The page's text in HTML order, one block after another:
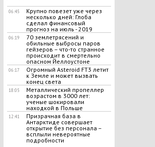
06:45
Крупно повезет уже через
несколько дней: Глоба
сделал финансовый
прогноз на июль - 2019
06:19
70 землетрясений и
обильные выбросы паров
гейзеров – что-то странное
происходит в смертельно
опасном Йеллоустоне
06:17
Огромный Asteroid FT3 летит
к Земле и может вызвать
конец света
18:05
Металлический пропеллер
возрастом в 3000 лет:
ученые шокировали
находкой в Польше
12:41
Призрачная база в
Антарктиде совершает
открытие без персонала –
всплыли невероятные
подробности